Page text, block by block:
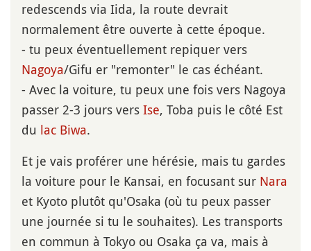
redescends via Iida, la route devrait
normalement être ouverte à cette époque.
- tu peux éventuellement repiquer vers
Nagoya/Gifu er "remonter" le cas échéant.
- Avec la voiture, tu peux une fois vers Nagoya
passer 2-3 jours vers Ise, Toba puis le côté Est
du lac Biwa.
Et je vais proférer une hérésie, mais tu gardes
la voiture pour le Kansai, en focusant sur Nara
et Kyoto plutôt qu'Osaka (où tu peux passer
une journée si tu le souhaites). Les transports
en commun à Tokyo ou Osaka ça va, mais à